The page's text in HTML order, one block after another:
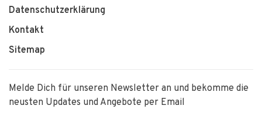
Datenschutzerklärung
Kontakt
Sitemap
Melde Dich für unseren Newsletter an und bekomme die
neusten Updates und Angebote per Email